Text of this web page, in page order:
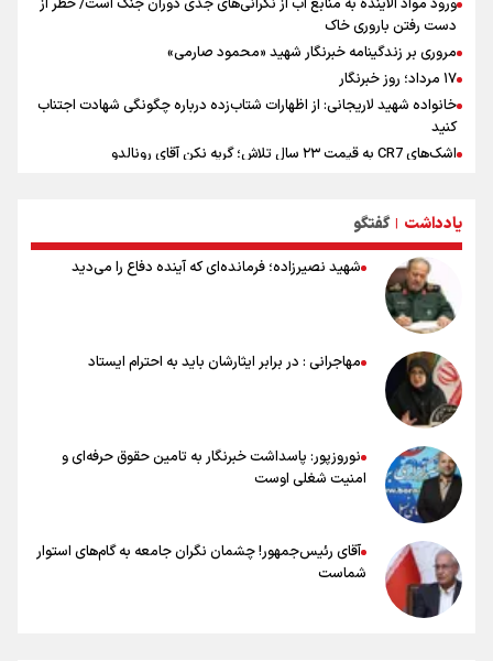
دست رفتن باروری خاک
مروری بر زندگینامه خبرنگار شهید «محمود صارمی»
۱۷ مرداد؛ روز خبرنگار
خانواده شهید لاریجانی: از اظهارات شتاب‌زده درباره چگونگی شهادت اجتناب
کنید
اشک‌های CR7 به قیمت ۲۳ سال تلاش؛ گریه نکن آقای رونالدو
تلاش مدام برای زنده نگه داشتن هنر ایرانی
نصرتی: پاسخ بیرانوند سنخیتی با صحبت‌های علی دایی نداشت/
ملی‌پوشان نباید از خودشان تعریف کنند!
خلعتبری: جای دو سه نفر در جام جهانی خالی بود/ تیم ملی نیاز به تغییر
نسل دارد/ دوست دارم آرژانتین قهرمان شود
شاهرخی: اندازه داشته‌هایمان از بازار جام جهانی برداشت کردیم/ دودستی
سرنوشت صعود را به تیم‌های دیگر سپردیم
عالمی: جام جهانی از مرحله حذفی جان گرفت/ درباره شیوه بازی تیم ملی
نقد وجود دارد
یادداشت | گفتگو
شهید نصیرزاده؛ فرمانده‌ای که آینده دفاع را می‌دید
مهاجرانی : در برابر ایثارشان باید به احترام ایستاد
نوروزپور: پاسداشت خبرنگار به تامین حقوق حرفه‌ای و
امنیت شغلی اوست
آقای رئیس‌جمهور! چشمان نگران جامعه به گام‌های استوار
شماست